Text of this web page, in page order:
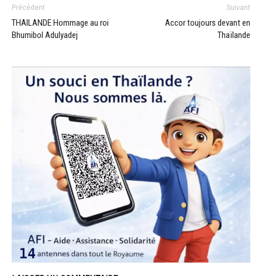
Précédent
THAILANDE Hommage au roi
Bhumibol Adulyadej
Suivant
Accor toujours devant en
Thaïlande